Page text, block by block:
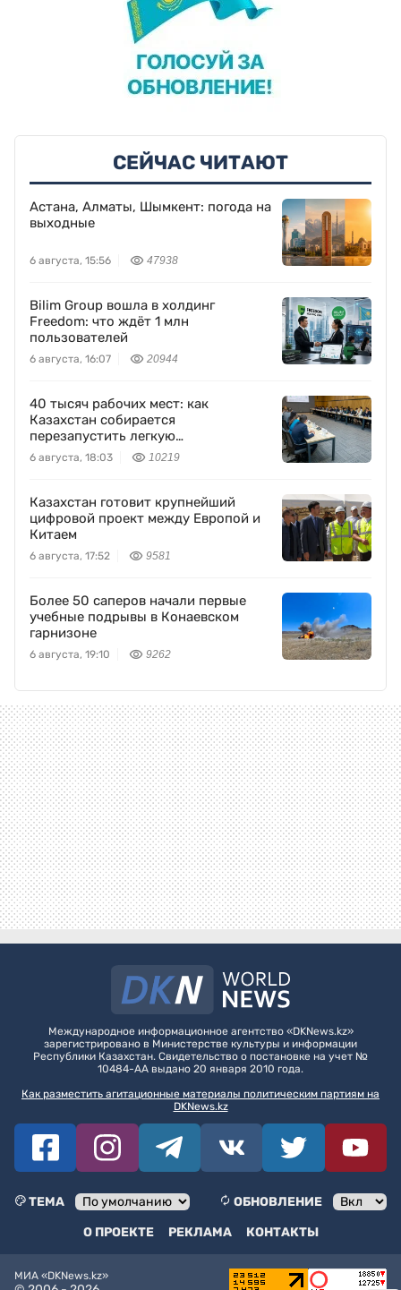
СЕЙЧАС ЧИТАЮТ
Астана, Алматы, Шымкент: погода на
выходные
6 августа, 15:56 47938
Bilim Group вошла в холдинг
Freedom: что ждёт 1 млн
пользователей
6 августа, 16:07 20944
40 тысяч рабочих мест: как
Казахстан собирается
перезапустить легкую
промышленность
6 августа, 18:03 10219
Казахстан готовит крупнейший
цифровой проект между Европой и
Китаем
6 августа, 17:52 9581
Более 50 саперов начали первые
учебные подрывы в Конаевском
гарнизоне
6 августа, 19:10 9262
Международное информационное агентство «DKNews.kz»
зарегистрировано в Министерстве культуры и информации
Республики Казахстан. Свидетельство о постановке на учет №
10484-АА выдано 20 января 2010 года.
Как разместить агитационные материалы политическим партиям на
DKNews.kz
ТЕМА
ОБНОВЛЕНИЕ
О ПРОЕКТЕ
РЕКЛАМА КОНТАКТЫ
МИА «DKNews.kz»